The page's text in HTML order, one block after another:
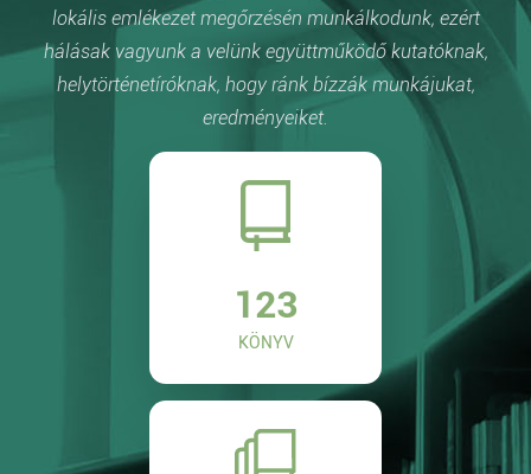
lokális emlékezet megőrzésén munkálkodunk, ezért
hálásak vagyunk a velünk együttműködő kutatóknak,
helytörténetíróknak, hogy ránk bízzák munkájukat,
eredményeiket.
123
KÖNYV